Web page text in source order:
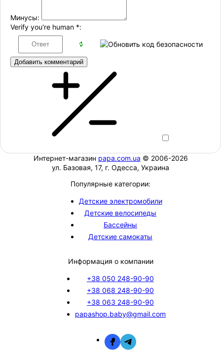
Минусы:
Verify you're human *:
Добавить комментарий
Интернет-магазин papa.com.ua © 2006-2026
ул. Базовая, 17, г. Одесса, Украина
Популярные категории:
Детские электромобили
Детские велосипеды
Бассейны
Детские самокаты
Информация о компании
+38 050 248-90-90
+38 068 248-90-90
+38 063 248-90-90
papashop.baby@gmail.com